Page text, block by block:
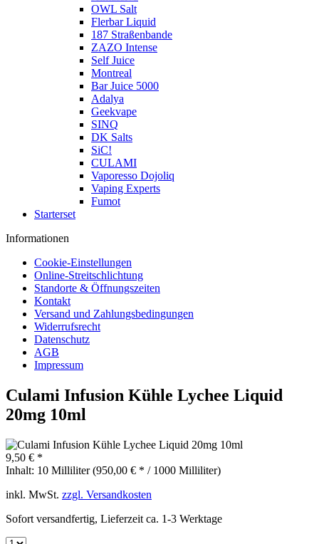
OWL Salt
Flerbar Liquid
187 Straßenbande
ZAZO Intense
Self Juice
Montreal
Bar Juice 5000
Adalya
Geekvape
SINQ
DK Salts
SiC!
CULAMI
Vaporesso Dojoliq
Vaping Experts
Fumot
Starterset
Informationen
Cookie-Einstellungen
Online-Streitschlichtung
Standorte & Öffnungszeiten
Kontakt
Versand und Zahlungsbedingungen
Widerrufsrecht
Datenschutz
AGB
Impressum
Culami Infusion Kühle Lychee Liquid
20mg 10ml
9,50 € *
Inhalt: 10 Milliliter (950,00 € * / 1000 Milliliter)
inkl. MwSt. zzgl. Versandkosten
Sofort versandfertig, Lieferzeit ca. 1-3 Werktage